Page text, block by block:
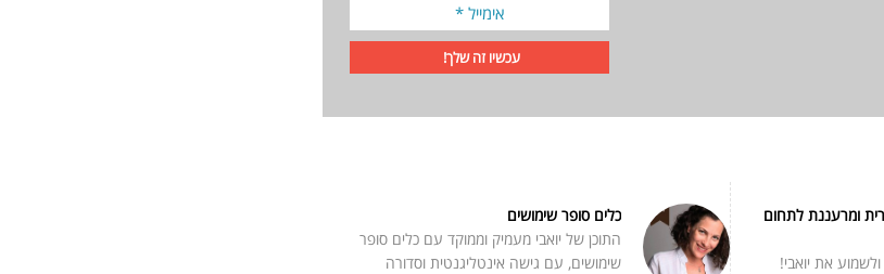
ומרעננת לתחום
את יואבי!
כלים סופר שימושים
התוכן של יואבי מעמיק וממוקד עם כלים סופר
שימושים, עם גישה אינטליגנטית וסדורה